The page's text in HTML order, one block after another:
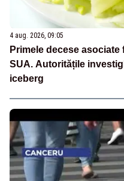
4 aug. 2026, 09:05
Primele decese
SUA. Autoritățile
iceberg